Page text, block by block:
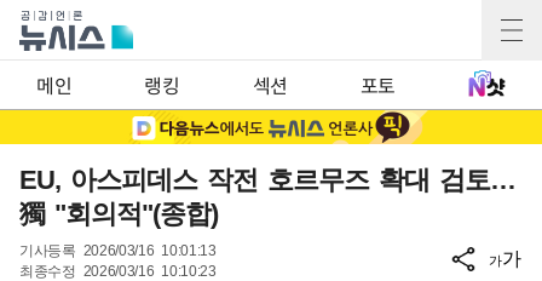
메인 랭킹 섹션 포토
EU, 아스피데스 작전 호르무즈 확대 검토…
獨 "회의적"(종합)
기사등록 2026/03/16 10:01:13
최종수정 2026/03/16 10:10:23
가가